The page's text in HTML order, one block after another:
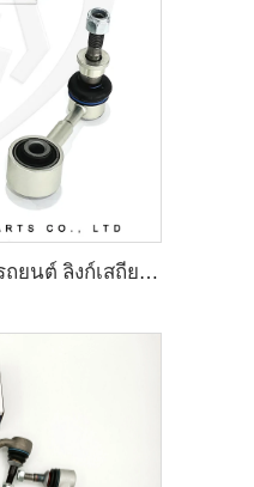
โรงงาน TSBJ คุณภาพสูง ชิ้นส่วนรถยนต์ ลิงก์เสถียรหลังซ้าย/ขวา สำหรับ Toyota Corolla ปี 19- รหัส OE: 48830-06090